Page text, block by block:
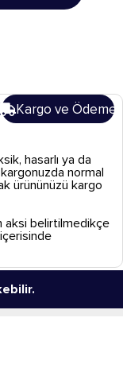
Kargo ve Ödeme
hasarlı ya da
kargonuzda normal
ürününüzü kargo
aksi belirtilmedikçe